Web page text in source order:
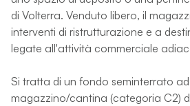
di Volterra. Venduto libero, il
interventi di ristrutturazione e a
legate all'attività commerciale
Si tratta di un fondo seminterrato
magazzino/cantina (categoria C2)